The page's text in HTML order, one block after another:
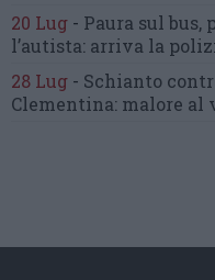
20 Lug - Paura sul bus,
l’autista: arriva la
28 Lug - Schianto
Clementina: malore al